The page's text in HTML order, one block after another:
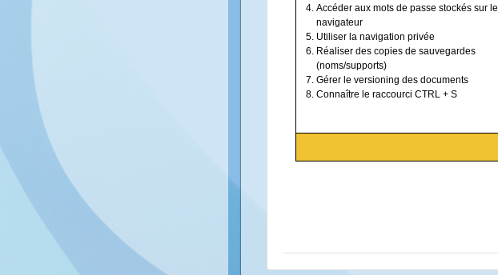
Accéder aux mots de passe stockés sur le
navigateur
Utiliser la navigation privée
Réaliser des copies de sauvegardes
(noms/supports)
Gérer le versioning des documents
Connaître le raccourci CTRL + S